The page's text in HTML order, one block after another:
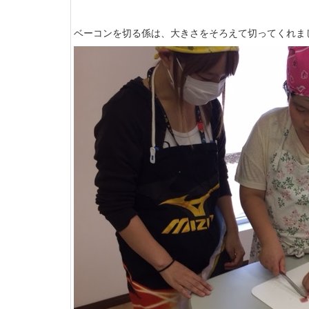
ベーコンを切る係は、大きさをそろえて切ってくれま